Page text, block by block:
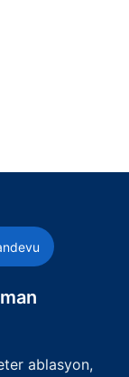
ablasyon,